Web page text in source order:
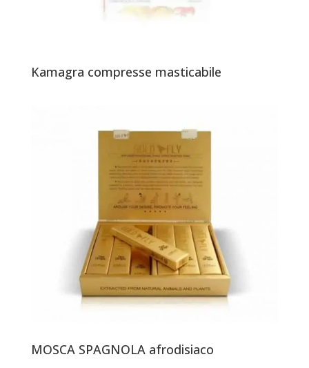
Kamagra compresse masticabile
MOSCA SPAGNOLA afrodisiaco